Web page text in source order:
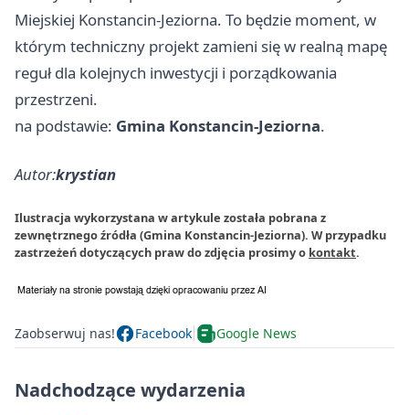
Miejskiej Konstancin-Jeziorna. To będzie moment, w
którym techniczny projekt zamieni się w realną mapę
reguł dla kolejnych inwestycji i porządkowania
przestrzeni.
na podstawie: Gmina Konstancin-Jeziorna.
Autor:krystian
Ilustracja wykorzystana w artykule została pobrana z
zewnętrznego źródła (Gmina Konstancin-Jeziorna). W przypadku
zastrzeżeń dotyczących praw do zdjęcia prosimy o kontakt.
Zaobserwuj nas! Facebook Google News
Nadchodzące wydarzenia